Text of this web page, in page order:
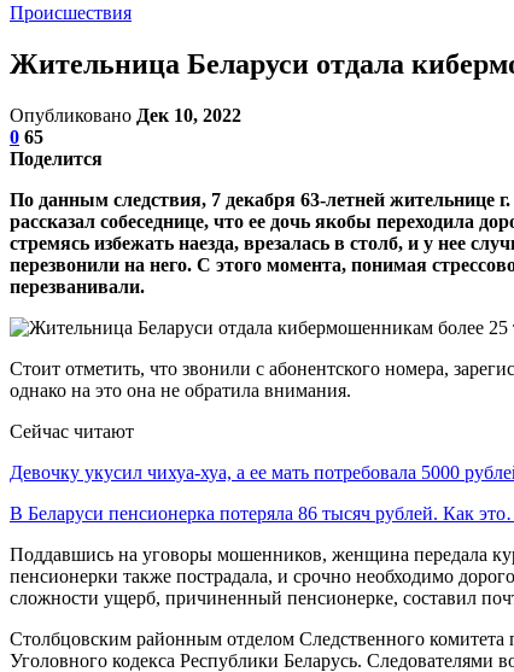
Происшествия
Жительница Беларуси отдала
Опубликовано Дек 10, 2022
0 65
Поделится
По данным следствия, 7 декабря 63-летней
рассказал собеседнице, что ее дочь якобы переходила
стремясь избежать наезда, врезалась в столб, и у нее
перезвонили на него. С этого момента, понимая
перезванивали.
Стоит отметить, что звонили с абонентского номера,
однако на это она не обратила внимания.
Сейчас читают
Девочку укусил чихуа-хуа, а ее мать потребовала 5000
В Беларуси пенсионерка потеряла 86 тысяч рублей. Как
Поддавшись на уговоры мошенников, женщина передала
пенсионерки также пострадала, и срочно необходимо
сложности ущерб, причиненный пенсионерке, составил
Столбцовским районным отделом Следственного комитета
Уголовного кодекса Республики Беларусь.